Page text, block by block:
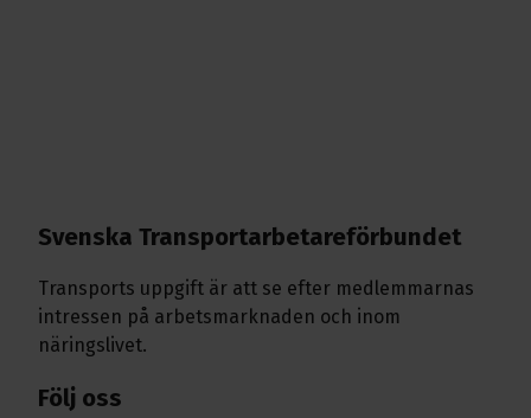
Svenska Transport­arbetare­förbundet
Transports uppgift är att se efter medlemmarnas
intressen på arbetsmarknaden och inom
näringslivet.
Följ oss